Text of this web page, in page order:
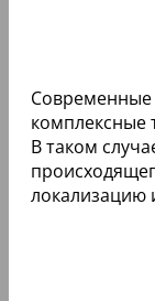
Современные
комплексные
В таком
локализацию